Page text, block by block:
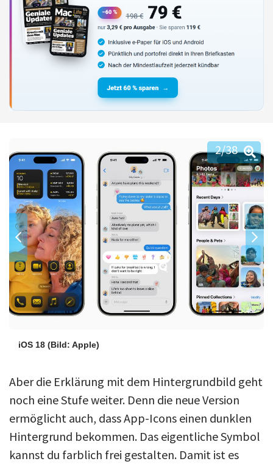
iOS 18 (Bild: Apple)
2/38
Aber die Erklärung mit dem Hintergrundbild geht
noch eine Stufe weiter. Denn die neue Version
ermöglicht auch, dass App-Icons einen dunklen
Hintergrund bekommen. Das eigentliche Symbol
kannst du farblich frei gestalten. Damit ist es